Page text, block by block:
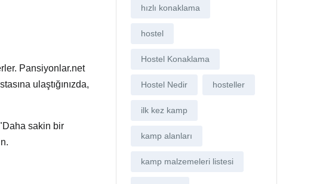
Pansiyonlar.net
ulaştığınızda,
sakin bir
hızlı konaklama
hostel
Hostel Konaklama
Hostel Nedir hosteller
ilk kez kamp
kamp alanları
kamp malzemeleri listesi